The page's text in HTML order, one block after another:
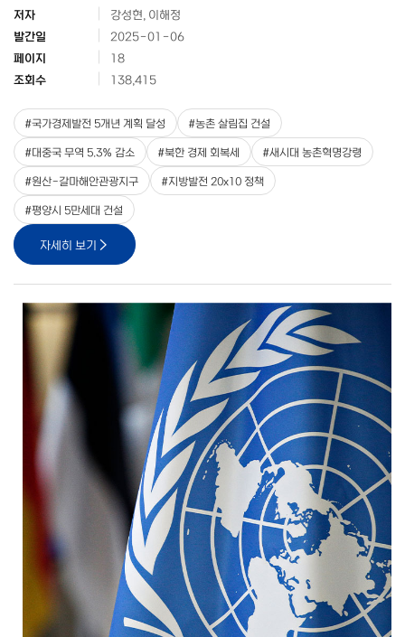
저자
강성현, 이해정
발간일
2025-01-06
페이지
18
조회수
138,415
#국가경제발전 5개년 계획 달성 #농촌 살림집 건설
#대중국 무역 5.3% 감소 #북한 경제 회복세 #새시대 농촌혁명강령
#원산-갈마해안관광지구 #지방발전 20x10 정책
#평양시 5만세대 건설
자세히 보기